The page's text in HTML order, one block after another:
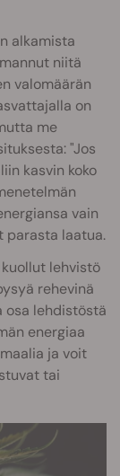
alkamista
niitä
valomäärän
on
me
"Jos
kasvin koko
vain
parasta laatua.
lehvistö
rehevinä
osa lehdistöstä
energiaa
ja voit
tai